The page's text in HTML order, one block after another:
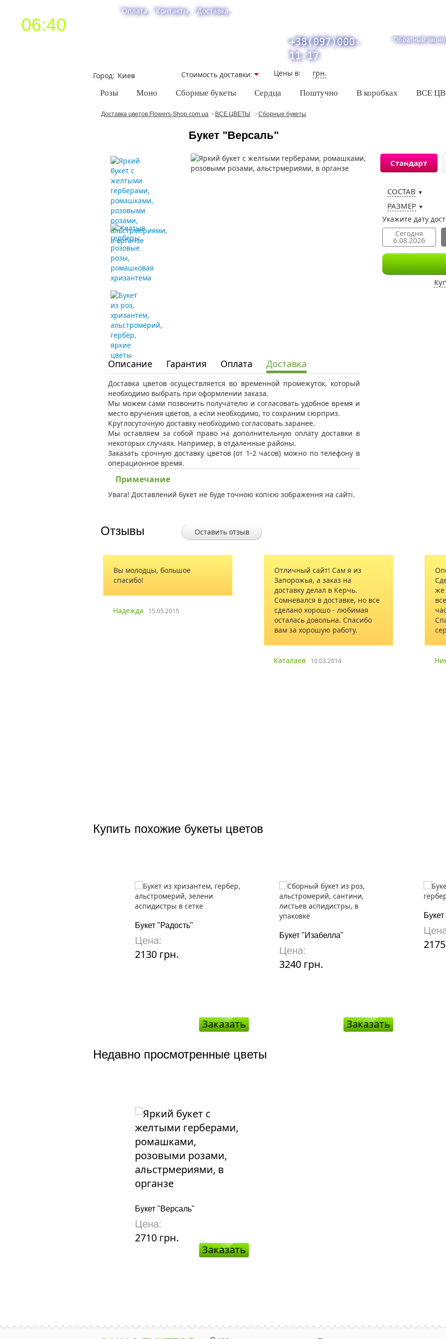
06:40
Оплата Контакты Доставка
+38(097)000-
11-17
Обратный
Город Стоимость доставки: Цены в: грн.
Розы Моно Сборные букеты Сердца Поштучно В коробках ВСЕ
Доставка цветов Flowers-Shop.com.ua ВСЕ ЦВЕТЫ Сборные букеты
Букет "Версаль"
Описание Гарантия Оплата Доставка
Доставка цветов осуществляется во временной промежуток, который
необходимо выбрать при оформлении заказа.
Мы можем сами позвонить получателю и согласовать удобное время и
место вручения цветов, а если необходимо, то сохраним сюрприз.
Круглосуточную доставку необходимо согласовать заранее.
Мы оставляем за собой право на дополнительную оплату доставки в
некоторых случаях. Например, в отдаленные районы.
Заказать срочную доставку цветов (от 1-2 часов) можно по телефону в
операционное время.
Примечание
Увага! Доставлений букет не буде точною копією зображення на сайті.
Стандарт
СОСТАВ ▼
РАЗМЕР ▼
Укажите дату
Сегодня
6.08.2026
Отзывы Оставить отзыв
Отличный сайт! Сам я из
Сомневался в доставке, но все
сделано хорошо - любимая
Оперативно сработали.
Сделал заказ в один клик, тут
же перезвонили и уточнили
все данные заказа. Через пару
часов пришла смс о доставке.
Спасибо за качественный
сервис!
Никита
Купить похожие букеты цветов
Букет "Радость"
Цена:
2130 грн.
Заказать
Букет "Изабелла"
Цена:
3240 грн.
Заказать
Недавно просмотренные цветы
Букет "Версаль"
Цена:
2710 грн.
Заказать